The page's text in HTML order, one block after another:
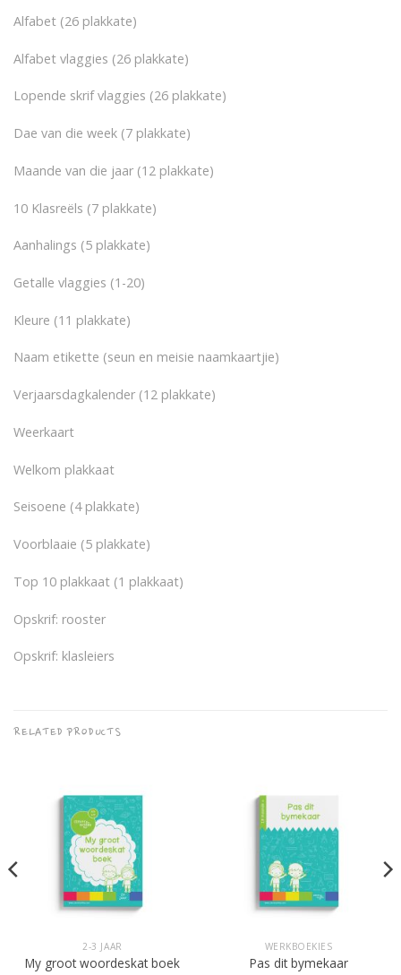
Alfabet (26 plakkate)
Alfabet vlaggies (26 plakkate)
Lopende skrif vlaggies (26 plakkate)
Dae van die week (7 plakkate)
Maande van die jaar (12 plakkate)
10 Klasreëls (7 plakkate)
Aanhalings (5 plakkate)
Getalle vlaggies (1-20)
Kleure (11 plakkate)
Naam etikette (seun en meisie naamkaartjie)
Verjaarsdagkalender (12 plakkate)
Weerkaart
Welkom plakkaat
Seisoene (4 plakkate)
Voorblaaie (5 plakkate)
Top 10 plakkaat (1 plakkaat)
Opskrif: rooster
Opskrif: klasleiers
RELATED PRODUCTS
2-3 JAAR
My groot woordeskat boek
WERKBOEKIES
Pas dit bymekaar